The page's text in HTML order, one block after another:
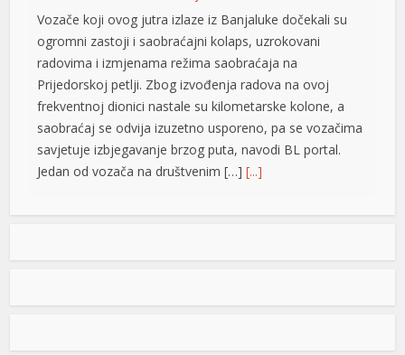
Vozače koji ovog jutra izlaze iz Banjaluke dočekali su
ogromni zastoji i saobraćajni kolaps, uzrokovani
radovima i izmjenama režima saobraćaja na
Prijedorskoj petlji. Zbog izvođenja radova na ovoj
frekventnoj dionici nastale su kilometarske kolone, a
saobraćaj se odvija izuzetno usporeno, pa se vozačima
savjetuje izbjegavanje brzog puta, navodi BL portal.
Jedan od vozača na društvenim […][...]
Pripremite kišobrane: Nakon vrelog dana stižu pljuskovi i
Stanovnike Republike Srpske i Bosne i Hercegovine
u poslijepodnevnim i večernjim časovima u pojedinim
preovladavaće pretežno sunčano vrijeme, dok se sa